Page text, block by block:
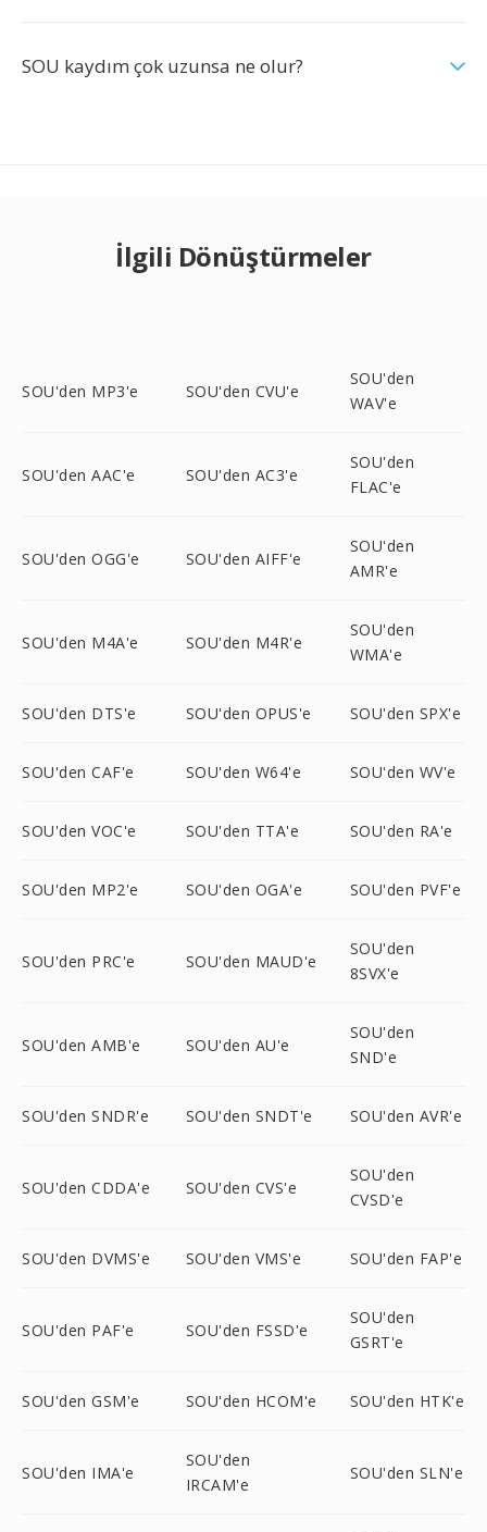
SOU kaydım çok uzunsa ne olur?
İlgili Dönüştürmeler
SOU'den MP3'e SOU'den CVU'e
SOU'den
WAV'e
SOU'den AAC'e SOU'den AC3'e
SOU'den
FLAC'e
SOU'den OGG'e SOU'den AIFF'e
SOU'den
AMR'e
SOU'den M4A'e SOU'den M4R'e
SOU'den
WMA'e
SOU'den DTS'e SOU'den OPUS'e SOU'den SPX'e
SOU'den CAF'e SOU'den W64'e SOU'den WV'e
SOU'den VOC'e SOU'den TTA'e SOU'den RA'e
SOU'den MP2'e SOU'den OGA'e SOU'den PVF'e
SOU'den PRC'e SOU'den MAUD'e
SOU'den
8SVX'e
SOU'den AMB'e SOU'den AU'e
SOU'den
SND'e
SOU'den SNDR'e SOU'den SNDT'e SOU'den AVR'e
SOU'den CDDA'e SOU'den CVS'e
SOU'den
CVSD'e
SOU'den DVMS'e SOU'den VMS'e SOU'den FAP'e
SOU'den PAF'e SOU'den FSSD'e
SOU'den
GSRT'e
SOU'den GSM'e SOU'den HCOM'e SOU'den HTK'e
SOU'den IMA'e
SOU'den
IRCAM'e
SOU'den SLN'e